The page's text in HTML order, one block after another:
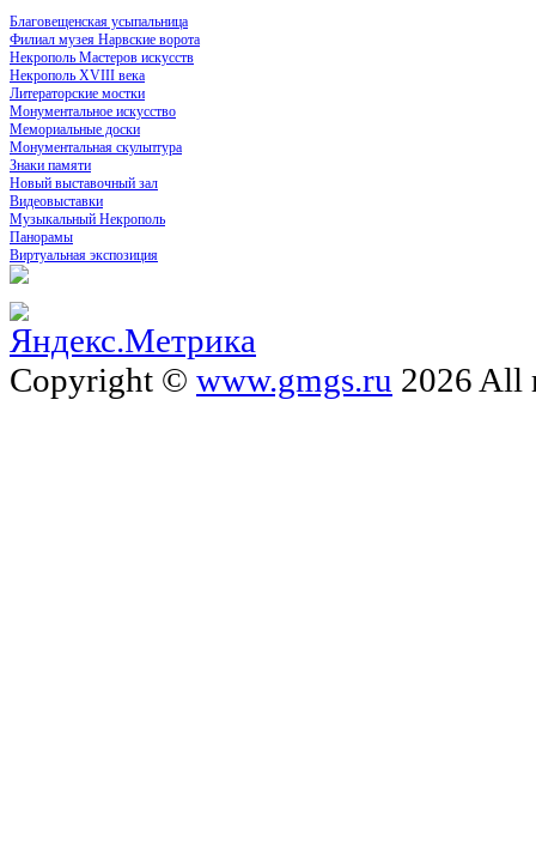
Благовещенская усыпальница
Филиал музея Нарвские ворота
Некрополь Мастеров искусств
Некрополь XVIII века
Литераторские мостки
Монументальное искусство
Мемориальные доски
Монументальная скульптура
Знаки памяти
Новый выставочный зал
Видеовыставки
Музыкальный Некрополь
Панорамы
Виртуальная экспозиция
Copyright © www.gmgs.ru 2026 All